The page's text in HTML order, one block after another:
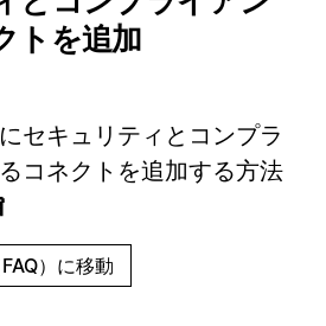
トを追加
セキュリティとコンプラ
コネクトを追加する方法
）に移動